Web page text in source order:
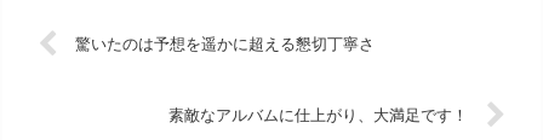
驚いたのは予想を遥かに超える懇切丁寧さ
素敵なアルバムに仕上がり、大満足です！